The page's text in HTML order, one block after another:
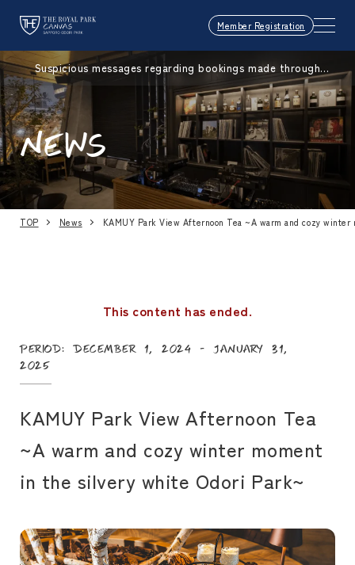
Member Registration
Suspicious messages regarding bookings made through
Booking.com
NEWS
TOP News KAMUY Park View Afternoon Tea ~A warm and cozy
This content has ended.
Period: December 1, 2024 - January 31,
2025
KAMUY Park View Afternoon Tea
~A warm and cozy winter moment
in the silvery white Odori Park~